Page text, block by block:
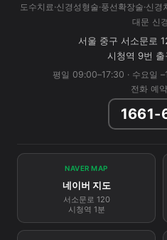
도수치료·신경성형술·풍선확장술·신경
대문 신
서울 중구 서소문로
시청역 9번 출
평일 09:00–17:30 · 수요일
전화 예
1661-
NAVER MAP
네이버 지도
서소문로 120
시청역 1분